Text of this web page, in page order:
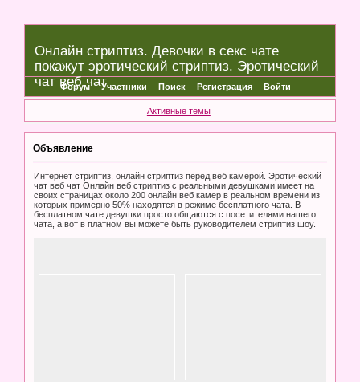
Онлайн стриптиз. Девочки в секс чате
покажут эротический стриптиз. Эротический
чат веб чат
Форум Участники Поиск Регистрация Войти
Активные темы
Объявление
Интернет стриптиз, онлайн стриптиз перед веб камерой. Эротический
чат веб чат Онлайн веб стриптиз с реальными девушками имеет на
своих страницах около 200 онлайн веб камер в реальном времени из
которых примерно 50% находятся в режиме бесплатного чата. В
бесплатном чате девушки просто общаются с посетителями нашего
чата, а вот в платном вы можете быть руководителем стриптиз шоу.